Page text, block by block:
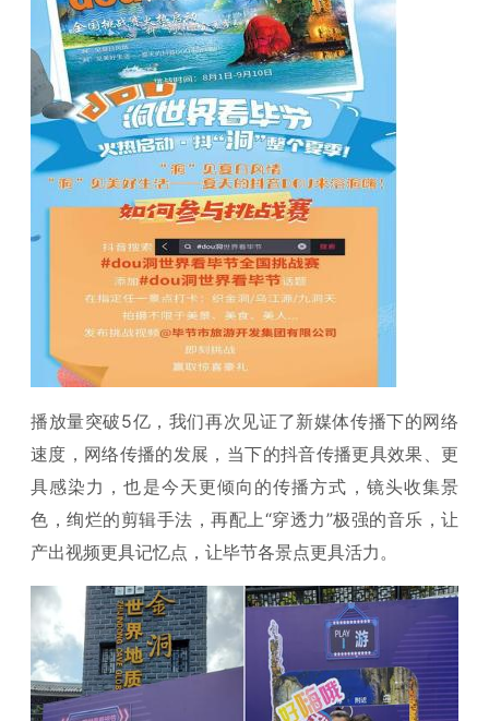
播放量突破5亿，我们再次见证了新媒体传播下的网络
速度，网络传播的发展，当下的抖音传播更具效果、更
具感染力，也是今天更倾向的传播方式，镜头收集景
色，绚烂的剪辑手法，再配上“穿透力”极强的音乐，让
产出视频更具记忆点，让毕节各景点更具活力。